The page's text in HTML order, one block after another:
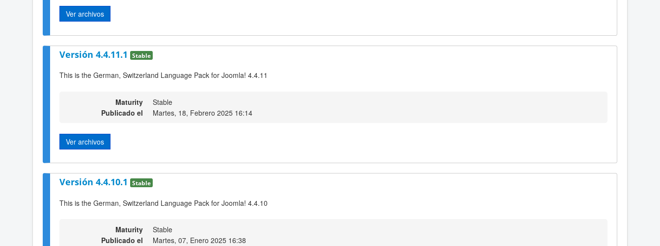
Ver archivos
Versión 4.4.11.1 Stable
This is the German, Switzerland Language Pack for Joomla! 4.4.11
Maturity
Stable
Publicado el
Martes, 18, Febrero 2025 16:14
Ver archivos
Versión 4.4.10.1 Stable
This is the German, Switzerland Language Pack for Joomla! 4.4.10
Maturity
Stable
Publicado el
Martes, 07, Enero 2025 16:38